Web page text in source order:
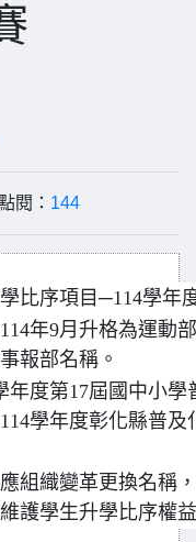
閱： 144
比序項目─114學年
年9月升格為運動
報部名稱。
年度第17屆國中小
學年度彰化縣普
組織變革更換名稱
護學生升學比序權